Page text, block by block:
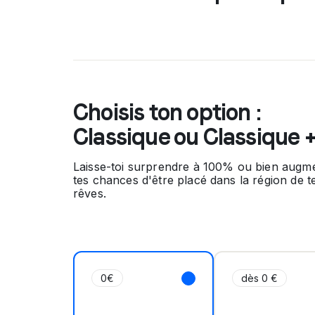
Choisis ton option :
Classique ou Classique +
Laisse-toi surprendre à 100% ou bien
tes chances d'être placé dans la région de
rêves.
0€ dès 0 €